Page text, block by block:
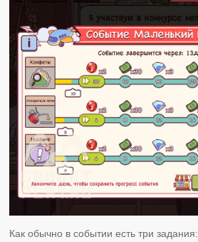
Как обычно в событии есть три задания: